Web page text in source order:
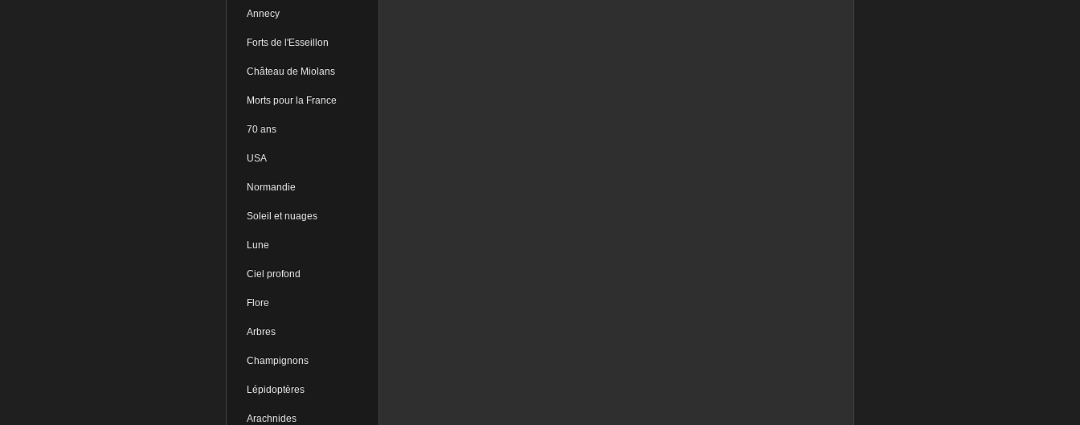
Annecy
Forts de l'Esseillon
Château de Miolans
Morts pour la France
70 ans
USA
Normandie
Soleil et nuages
Lune
Ciel profond
Flore
Arbres
Champignons
Lépidoptères
Arachnides